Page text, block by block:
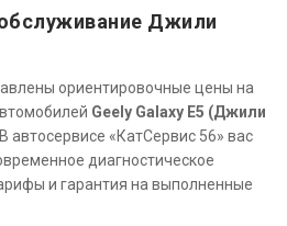
Джили
ориентировочные цены на
Geely Galaxy E5 (Джили
автосервисе «КатСервис 56» вас
диагностическое
и гарантия на выполненные